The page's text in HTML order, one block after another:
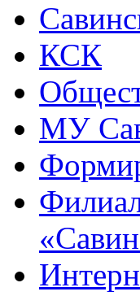
КСК
МУ